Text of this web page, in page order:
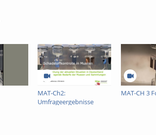
MAT-Ch2:
Umfrageergebnisse
MAT-CH 3